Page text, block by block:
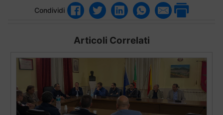
Condividi
Articoli Correlati